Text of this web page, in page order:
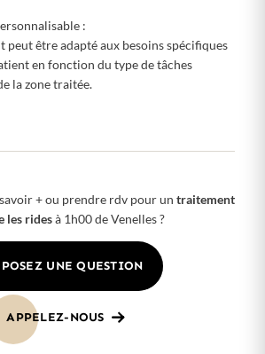
:
peut être adapté aux besoins spécifiques
en fonction du type de tâches
la zone traitée.
+ ou prendre rdv pour un traitement
les ridesà 1h00 de Venelles ?
POSEZ UNE QUESTION
APPELEZ-NOUS